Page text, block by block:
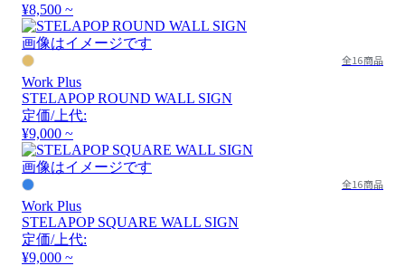
¥8,500 ~
画像はイメージです
全16商品
Work Plus
STELAPOP ROUND WALL SIGN
定価/上代:
¥9,000 ~
画像はイメージです
全16商品
Work Plus
STELAPOP SQUARE WALL SIGN
定価/上代:
¥9,000 ~